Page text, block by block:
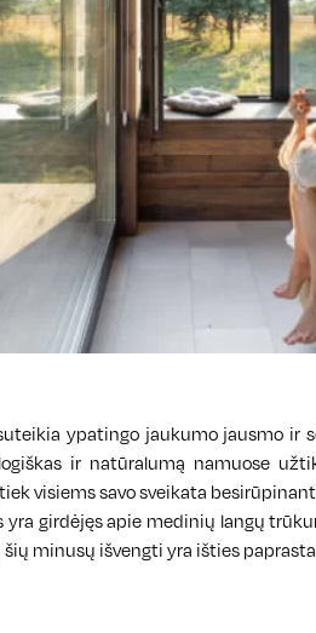
ypatingo jaukumo jausmo
ir natūralumą namuose
visiems savo sveikata
girdėjęs apie medinių langų
minusų išvengti yra išties